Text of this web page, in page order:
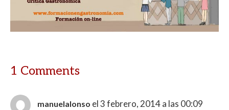
1 Comments
manuelalonso el 3 febrero, 2014 a las 00:09